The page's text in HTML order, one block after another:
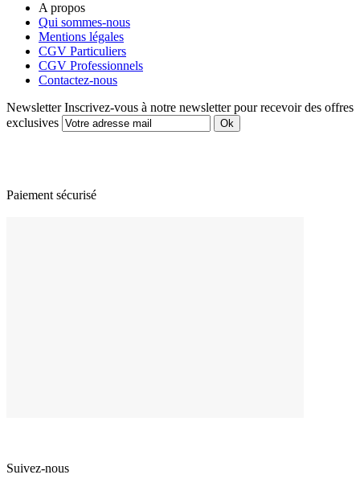
A propos
Qui sommes-nous
Mentions légales
CGV Particuliers
CGV Professionnels
Contactez-nous
Newsletter Inscrivez-vous à notre newsletter pour recevoir des offres
exclusives
Paiement sécurisé
Suivez-nous